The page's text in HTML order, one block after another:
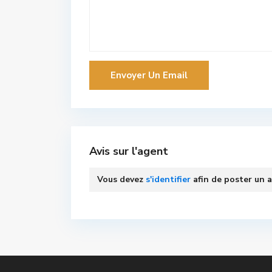
Avis sur l'agent
Vous devez s'identifier afin de poster un